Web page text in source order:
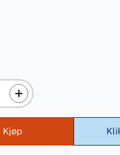
Kjøp